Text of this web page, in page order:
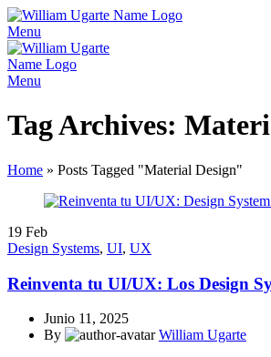
Menu
Menu
Tag Archives:
Home » Posts Tagged "Material Design"
19 Feb
Design Systems, UI, UX
Reinventa tu UI/UX: Los Design
Junio 11, 2025
By
William Ugarte